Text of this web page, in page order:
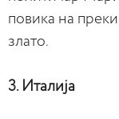
повика на
злато.
3. Италија